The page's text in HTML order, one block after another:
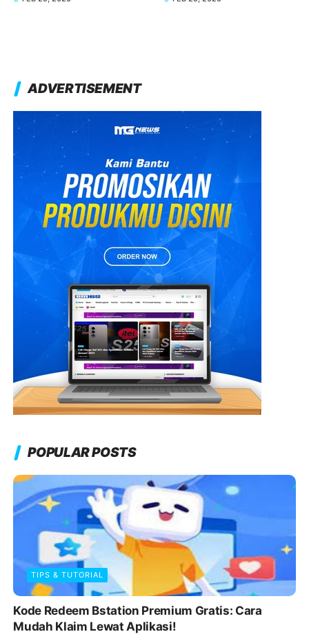
ADVERTISEMENT
POPULAR POSTS
TIPS & TUTORIAL
Kode Redeem Bstation Premium Gratis: Cara
Mudah Klaim Lewat Aplikasi!